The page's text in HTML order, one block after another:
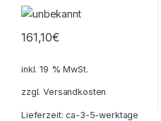
161,10€
inkl. 19 % MwSt.
zzgl.Versandkosten
Lieferzeit:ca-3-5-werktage